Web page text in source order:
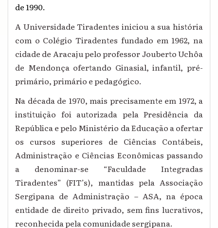
de 1990.
A Universidade Tiradentes iniciou a sua história
com o Colégio Tiradentes fundado em 1962, na
cidade de Aracaju pelo professor Jouberto Uchôa
de Mendonça ofertando Ginasial, infantil, pré-
primário, primário e pedagógico.
Na década de 1970, mais precisamente em 1972, a
instituição foi autorizada pela Presidência da
República e pelo Ministério da Educação a ofertar
os cursos superiores de Ciências Contábeis,
Administração e Ciências Econômicas passando
a denominar-se “Faculdade Integradas
Tiradentes” (FIT’s), mantidas pela Associação
Sergipana de Administração – ASA, na época
entidade de direito privado, sem fins lucrativos,
reconhecida pela comunidade sergipana.